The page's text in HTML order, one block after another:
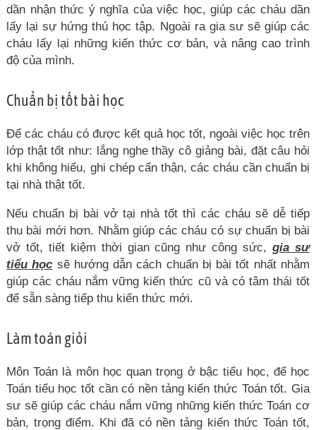
dần nhận thức ý nghĩa của việc học, giúp các cháu dần
lấy lại sự hứng thú học tập. Ngoài ra gia sư sẽ giúp các
cháu lấy lại những kiến thức cơ bản, và nâng cao trình
độ của mình.
Chuẩn bị tốt bài học
Để các cháu có được kết quả học tốt, ngoài việc học trên
lớp thật tốt như: lắng nghe thầy cô giảng bài, đặt câu hỏi
khi không hiểu, ghi chép cẩn thận, các cháu cần chuẩn bị
tại nhà thật tốt.
Nếu chuẩn bị bài vở tại nhà tốt thì các cháu sẽ dễ tiếp
thu bài mới hơn. Nhằm giúp các cháu có sự chuẩn bị bài
vở tốt, tiết kiệm thời gian cũng như công sức,gia sư
tiểu học sẽ hướng dẫn cách chuẩn bị bài tốt nhất nhằm
giúp các cháu nắm vững kiến thức cũ và có tâm thái tốt
để sẵn sàng tiếp thu kiến thức mới.
Làm toán giỏi
Môn Toán là môn học quan trọng ở bậc tiểu học, để học
Toán tiểu học tốt cần có nền tảng kiến thức Toán tốt. Gia
sư sẽ giúp các cháu nắm vững những kiến thức Toán cơ
bản, trọng điểm. Khi đã có nền tảng kiến thức Toán tốt,